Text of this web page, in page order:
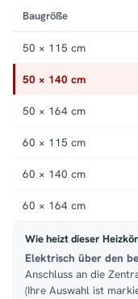
Kategorie
Baugröße
50 × 115 cm
50 × 140 cm
50 × 164 cm
60 × 115 cm
60 × 140 cm
60 × 164 cm
Wie heizt dieser
Elektrisch über den
Anschluss an die
(Ihre Auswahl ist